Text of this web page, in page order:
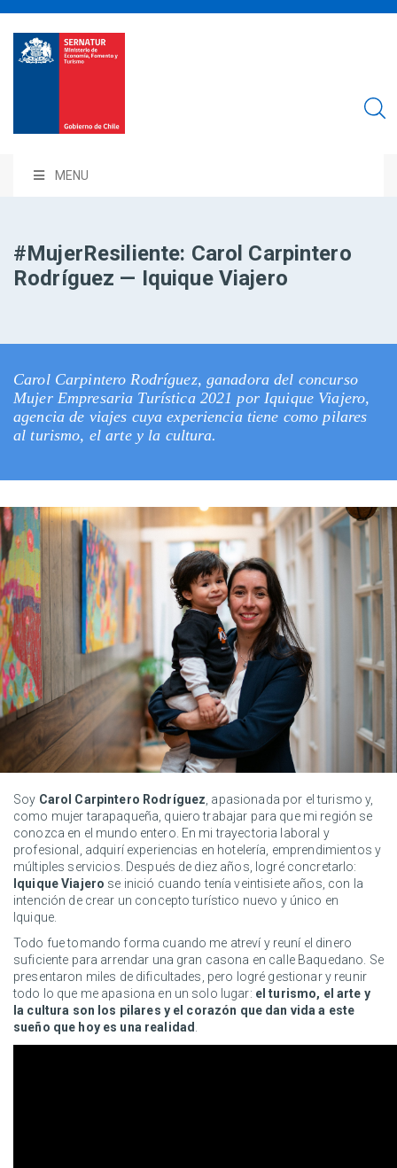
MENU
#MujerResiliente: Carol Carpintero
Rodríguez — Iquique Viajero
Carol Carpintero Rodríguez, ganadora del concurso
Mujer Empresaria Turística 2021 por Iquique Viajero,
agencia de viajes cuya experiencia tiene como pilares
al turismo, el arte y la cultura.
Soy Carol Carpintero Rodríguez , apasionada por el turismo y,
como mujer tarapaqueña, quiero trabajar para que mi región se
conozca en el mundo entero. En mi trayectoria laboral y
profesional, adquirí experiencias en hotelería, emprendimientos y
múltiples servicios. Después de diez años, logré concretarlo:
Iquique Viajero se inició cuando tenía veintisiete años, con la
intención de crear un concepto turístico nuevo y único en
Iquique.
Todo fue tomando forma cuando me atreví y reuní el dinero
suficiente para arrendar una gran casona en calle Baquedano. Se
presentaron miles de dificultades, pero logré gestionar y reunir
todo lo que me apasiona en un solo lugar: el turismo, el arte y
la cultura son los pilares y el corazón que dan vida a este
sueño que hoy es una realidad